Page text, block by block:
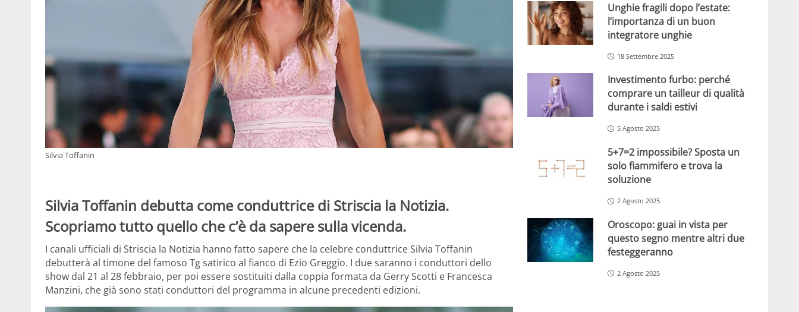
Silvia Toffanin
Silvia Toffanin debutta come conduttrice di Striscia la Notizia.
Scopriamo tutto quello che c’è da sapere sulla vicenda.
I canali ufficiali di Striscia la Notizia hanno fatto sapere che la celebre conduttrice Silvia Toffanin
debutterà al timone del famoso Tg satirico al fianco di Ezio Greggio. I due saranno i conduttori dello
show dal 21 al 28 febbraio, per poi essere sostituiti dalla coppia formata da Gerry Scotti e Francesca
Manzini, che già sono stati conduttori del programma in alcune precedenti edizioni.
Unghie fragili dopo l’estate:
l’importanza di un buon
integratore unghie
18 Settembre 2025
Investimento furbo: perché
comprare un tailleur di qualità
durante i saldi estivi
5 Agosto 2025
5+7=2 impossibile? Sposta un
solo fiammifero e trova la
soluzione
2 Agosto 2025
Oroscopo: guai in vista per
questo segno mentre altri due
festeggeranno
2 Agosto 2025